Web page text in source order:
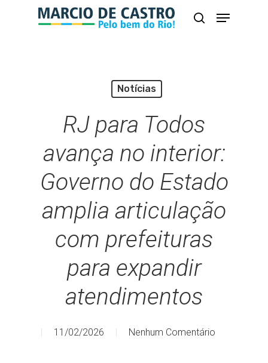
busca
Menu
Notícias
RJ para Todos
avança no interior:
Governo do Estado
amplia articulação
com prefeituras
para expandir
atendimentos
11/02/2026 Nenhum Comentário